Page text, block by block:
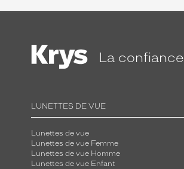
La confiance
LUNETTES DE VUE
Lunettes de vue
Lunettes de vue Femme
Lunettes de vue Homme
Lunettes de vue Enfant